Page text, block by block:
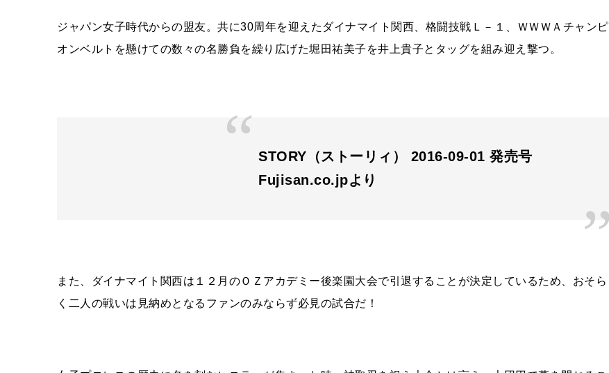
ジャパン女子時代からの盟友。共に30周年を迎えたダイナマイト関西、格闘技戦Ｌ－１、ＷＷＷＡチャンピ
オンベルトを懸けての数々の名勝負を繰り広げた堀田祐美子を井上貴子とタッグを組み迎え撃つ。
STORY（ストーリィ） 2016-09-01 発売号
Fujisan.co.jpより
また、ダイナマイト関西は１２月のＯＺアカデミー後楽園大会で引退することが決定しているため、おそら
く二人の戦いは見納めとなるファンのみならず必見の試合だ！